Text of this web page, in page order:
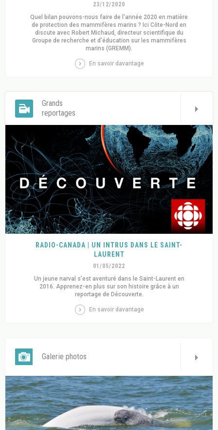
23/12/2020
Quel bilan pouvons-nous faire de l'année 2020 en matière
de protection des mammifères marins ? Ici Côte-Nord en
discute avec Robert Michaud, directeur scientifique du
Groupe de recherche et d'éducation sur les mammifères
marins (GREMM).
En savoir davantage
Grands
reportages
RADIO-CANADA | UN INTRUS DANS LE SAINT-
LAURENT
01/05/2022
Un jeune narval s’est aventuré dans le Saint-Laurent en
2016. Apprenez-en plus sur son histoire grâce à un
reportage de Découverte.
En savoir davantage
Galerie photos